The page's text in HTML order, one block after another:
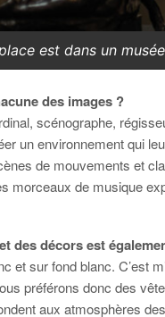
est dans un
des images ?
scénographe,
un environnement qui
de mouvements et
morceaux de musique
des décors est
et sur fond blanc.
préférons donc des
aux atmosphères